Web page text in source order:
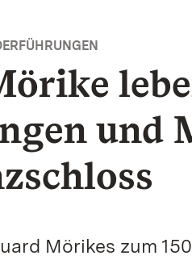
und
Mörikes zum